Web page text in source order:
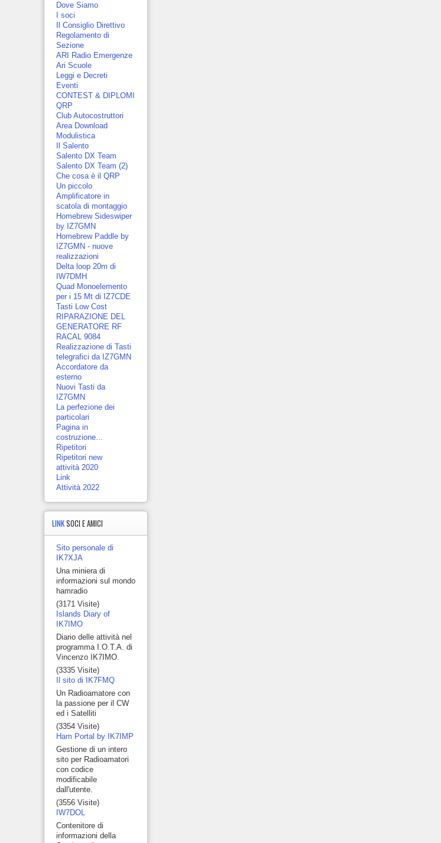
Dove Siamo
I soci
Il Consiglio Direttivo
Regolamento di
Sezione
ARI Radio Emergenze
Ari Scuole
Leggi e Decreti
Eventi
CONTEST & DIPLOMI
QRP
Club Autocostruttori
Area Download
Modulistica
Il Salento
Salento DX Team
Salento DX Team (2)
Che cosa è il QRP
Un piccolo
Amplificatore in
scatola di montaggio
Homebrew Sideswiper
by IZ7GMN
Homebrew Paddle by
IZ7GMN - nuove
realizzazioni
Delta loop 20m di
IW7DMH
Quad Monoelemento
per i 15 Mt di IZ7CDE
Tasti Low Cost
RIPARAZIONE DEL
GENERATORE RF
RACAL 9084
Realizzazione di Tasti
telegrafici da IZ7GMN
Accordatore da
esterno
Nuovi Tasti da
IZ7GMN
La perfezione dei
particolari
Pagina in
costruzione...
Ripetitori
Ripetitori new
attività 2020
Link
Attività 2022
LINKSOCI E AMICI
Sito personale di
IK7XJA
Una miniera di
informazioni sul mondo
hamradio
(3171 Visite)
Islands Diary of
IK7IMO
Diario delle attività nel
programma I.O.T.A. di
Vincenzo IK7IMO.
(3335 Visite)
Il sito di IK7FMQ
Un Radioamatore con
la passione per il CW
ed i Satelliti
(3354 Visite)
Ham Portal by IK7IMP
Gestione di un intero
sito per Radioamatori
con codice
modificabile
dall'utente.
(3556 Visite)
IW7DOL
Contenitore di
informazioni della